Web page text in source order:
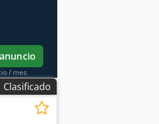
de
/ mes
Clasificado